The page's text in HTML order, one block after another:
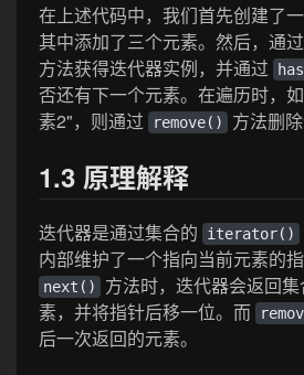
在上述代码中，我们首先创建了
其中添加了三个元素。然后，通
方法获得迭代器实例，并通过
否还有下一个元素。在遍历时，
素2"，则通过
remove() 方法删除
1.3 原理解释
迭代器是通过集合的 iterator()
内部维护了一个指向当前元素的
next()
方法时，迭代器会返回
素，并将指针后移一位。而
后一次返回的元素。